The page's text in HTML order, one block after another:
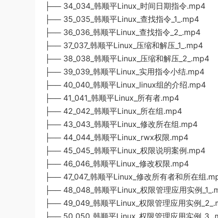
├── 34_034_韩顺平Linux_时间日期指令.mp4
├── 35_035_韩顺平Linux_查找指令_1_.mp4
├── 36_036_韩顺平Linux_查找指令_2_.mp4
├── 37_037_韩顺平Linux_压缩和解压_1_.mp4
├── 38_038_韩顺平Linux_压缩和解压_2_.mp4
├── 39_039_韩顺平Linux_实用指令小结.mp4
├── 40_040_韩顺平Linux_linux组的介绍.mp4
├── 41_041_韩顺平Linux_所有者.mp4
├── 42_042_韩顺平Linux_所在组.mp4
├── 43_043_韩顺平Linux_修改所在组.mp4
├── 44_044_韩顺平Linux_rwx权限.mp4
├── 45_045_韩顺平Linux_权限说明案例.mp4
├── 46_046_韩顺平Linux_修改权限.mp4
├── 47_047_韩顺平Linux_修改所有者和所在组
├── 48_048_韩顺平Linux_权限管理应用实例
├── 49_049_韩顺平Linux_权限管理应用实例
├── 50_050_韩顺平Linux_权限管理应用实例